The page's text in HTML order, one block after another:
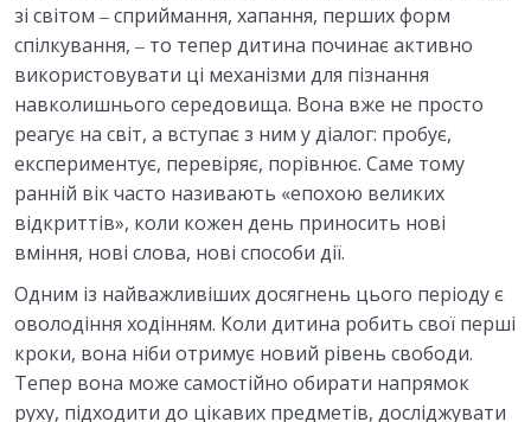
2. ПРИНЦИПИ ТА МЕТОДИ ДИТЯЧОЇ
ПСИХОЛОГІЇ
0/5
ЛЕКЦІЯ 3. ОСНОВНІ ЗАКОНОМІРНОСТІ ТА
ФАКТОРИ ПСИХІЧНОГО РОЗВИТКУ
ТЕМА 4. ВІКОВА ПЕРІОДИЗАЦІЯ
ПСИХІЧНОГО РОЗВИТКУ
Тести модуль 1
5. ПСИХОЛОГІЧНІ ОСОБЛИВОСТІ ДИТИНИ У
ФАЗІ НОВОНАРОДЖЕНОСТІ Й
НЕМОВЛЯЧОМУ ВІЦІ
0/7
зі світом ‒ сприймання, хапання, перших форм
спілкування, ‒ то тепер дитина починає активно
використовувати ці механізми для пізнання
навколишнього середовища. Вона вже не просто
реагує на світ, а вступає з ним у діалог: пробує,
експериментує, перевіряє, порівнює. Саме тому
ранній вік часто називають «епохою великих
відкриттів», коли кожен день приносить нові
вміння, нові слова, нові способи дії.
Одним із найважливіших досягнень цього періоду є
оволодіння ходінням. Коли дитина робить свої перші
кроки, вона ніби отримує новий рівень свободи.
Тепер вона може самостійно обирати напрямок
руху, підходити до цікавих предметів, досліджувати